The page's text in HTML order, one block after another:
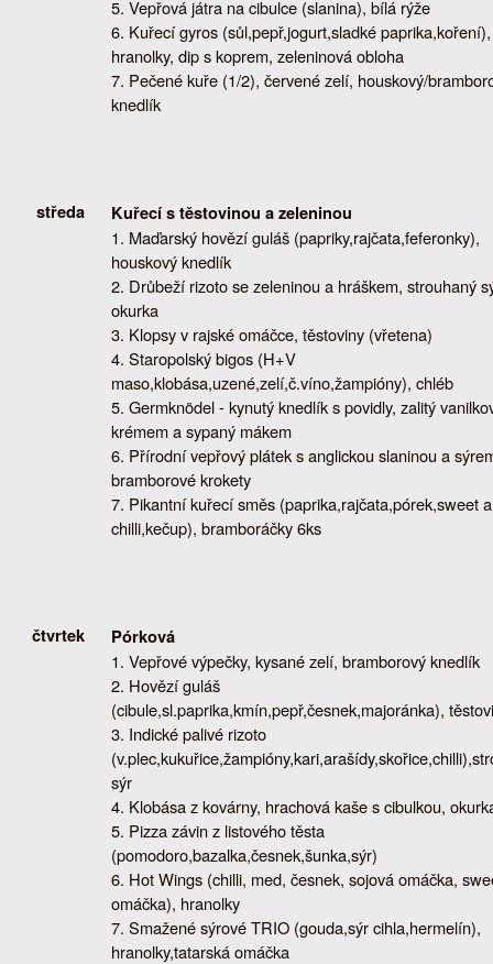
Vepřová játra na cibulce (slanina), bílá rýže
Kuřecí gyros (sůl,pepř,jogurt,sladké paprika,koření),
hranolky, dip s koprem, zeleninová obloha
Pečené kuře (1/2), červené zelí, houskový/
knedlík
středa
Kuřecí s těstovinou a zeleninou
Maďarský hovězí guláš (papriky,rajčata,feferonky),
houskový knedlík
Drůbeží rizoto se zeleninou a hráškem, strouhaný
okurka
Klopsy v rajské omáčce, těstoviny (vřetena)
Staropolský bigos (H+V
maso,klobása,uzené,zelí,č.víno,žampióny), chléb
Germknödel - kynutý knedlík s povidly, zalitý
krémem a sypaný mákem
Přírodní vepřový plátek s anglickou slaninou a
bramborové krokety
Pikantní kuřecí směs (paprika,rajčata,pórek,sweet
chilli,kečup), bramboráčky 6ks
čtvrtek
Pórková
Vepřové výpečky, kysané zelí, bramborový knedlík
Hovězí guláš
(cibule,sl.paprika,kmín,pepř,česnek,majoránka),
Indické palivé rizoto
sýr
Klobása z kovárny, hrachová kaše s cibulkou,
Pizza závin z listového těsta
(pomodoro,bazalka,česnek,šunka,sýr)
Hot Wings (chilli, med, česnek, sojová omáčka,
omáčka), hranolky
Smažené sýrové TRIO (gouda,sýr cihla,hermelín),
hranolky,tatarská omáčka